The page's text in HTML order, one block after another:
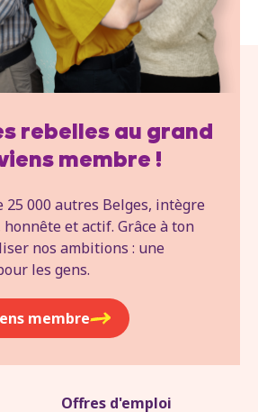
rebelles au grand
membre !
25 000 autres Belges, intègre
et actif. Grâce à ton
nos ambitions : une
les gens.
membre
Offres d'emploi